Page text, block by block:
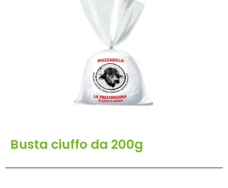
Busta ciuffo da 200g